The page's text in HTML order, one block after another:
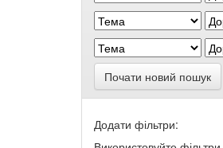
Почати новий пошук
Додати фільтри: